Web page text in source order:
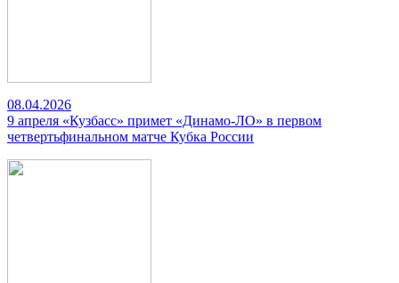
08.04.2026
9 апреля «Кузбасс» примет «Динамо-ЛО» в первом
четвертьфинальном матче Кубка России